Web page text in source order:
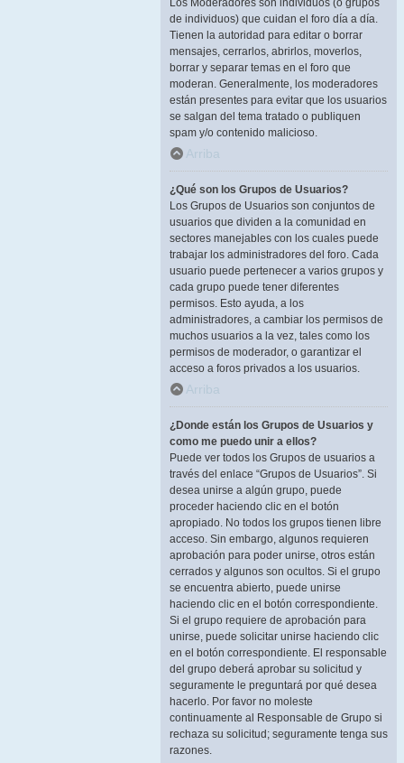
Los Moderadores son individuos (o grupos
de individuos) que cuidan el foro día a día.
Tienen la autoridad para editar o borrar
mensajes, cerrarlos, abrirlos, moverlos,
borrar y separar temas en el foro que
moderan. Generalmente, los moderadores
están presentes para evitar que los usuarios
se salgan del tema tratado o publiquen
spam y/o contenido malicioso.
Arriba
¿Qué son los Grupos de Usuarios?
Los Grupos de Usuarios son conjuntos de
usuarios que dividen a la comunidad en
sectores manejables con los cuales puede
trabajar los administradores del foro. Cada
usuario puede pertenecer a varios grupos y
cada grupo puede tener diferentes
permisos. Esto ayuda, a los
administradores, a cambiar los permisos de
muchos usuarios a la vez, tales como los
permisos de moderador, o garantizar el
acceso a foros privados a los usuarios.
Arriba
¿Donde están los Grupos de Usuarios y
como me puedo unir a ellos?
Puede ver todos los Grupos de usuarios a
través del enlace “Grupos de Usuarios”. Si
desea unirse a algún grupo, puede
proceder haciendo clic en el botón
apropiado. No todos los grupos tienen libre
acceso. Sin embargo, algunos requieren
aprobación para poder unirse, otros están
cerrados y algunos son ocultos. Si el grupo
se encuentra abierto, puede unirse
haciendo clic en el botón correspondiente.
Si el grupo requiere de aprobación para
unirse, puede solicitar unirse haciendo clic
en el botón correspondiente. El responsable
del grupo deberá aprobar su solicitud y
seguramente le preguntará por qué desea
hacerlo. Por favor no moleste
continuamente al Responsable de Grupo si
rechaza su solicitud; seguramente tenga sus
razones.